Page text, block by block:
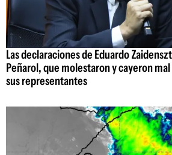
Las declaraciones de Eduardo
Peñarol, que molestaron y cayeron mal
sus representantes